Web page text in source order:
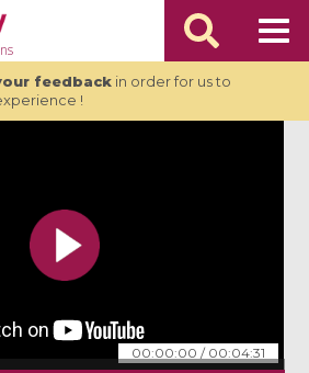
feedbackin order for us to
!
00:00:00 / 00:04:31